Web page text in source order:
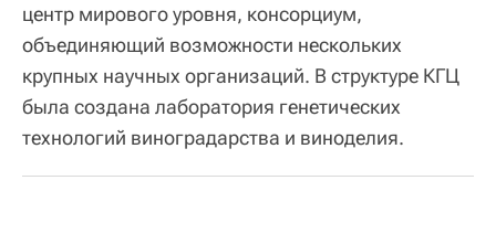
центр мирового уровня, консорциум,
объединяющий возможности нескольких
крупных научных организаций. В структуре КГЦ
была создана лаборатория генетических
технологий виноградарства и виноделия.